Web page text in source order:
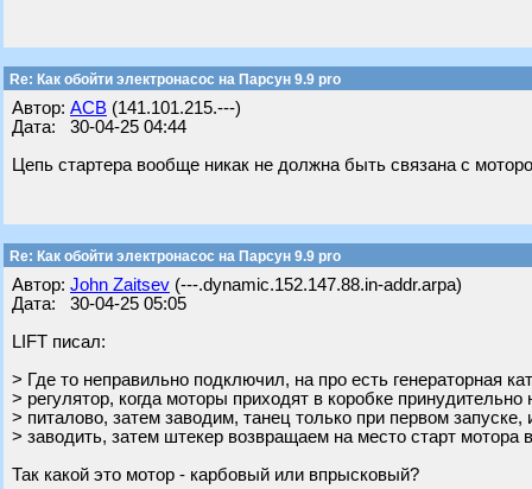
Re: Как обойти электронасос на Парсун 9.9 pro
Автор: АСВ (141.101.215.---)
Дата: 30-04-25 04:44
Цепь стартера вообще никак не должна быть связана с
Re: Как обойти электронасос на Парсун 9.9 pro
Автор: John Zaitsev (---.dynamic.152.147.88.in-addr.arpa)
Дата: 30-04-25 05:05
LIFT писал:
> Где то неправильно подключил, на про есть генераторная
> регулятор, когда моторы приходят в коробке принудительно
> питалово, затем заводим, танец только при первом
> заводить, затем штекер возвращаем на место старт мотора
Так какой это мотор - карбовый или впрысковый?